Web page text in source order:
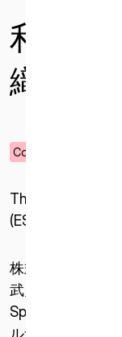
利用を
織
Corporate 2021
The European
(ESRIC)が最初
株式会社ispace
武史）は、Air
Spaceと共同で
ルナ経済を加速